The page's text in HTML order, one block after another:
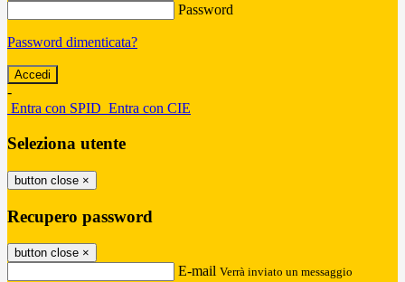
Password
Password dimenticata?
-
Entra con SPID Entra con CIE
Seleziona utente
button close ×
Recupero password
button close ×
E-mail Verrà inviato un messaggio